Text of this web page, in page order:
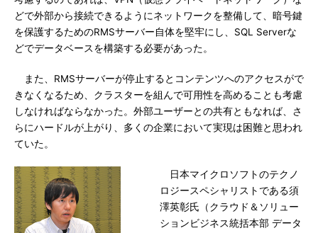
どで外部から接続できるようにネットワークを整備して、暗号鍵
を保護するためのRMSサーバー自体を堅牢にし、SQL Serverな
どでデータベースを構築する必要があった。
また、RMSサーバーが停止するとコンテンツへのアクセスがで
きなくなるため、クラスターを組んで可用性を高めることも考慮
しなければならなかった。外部ユーザーとの共有ともなれば、さ
らにハードルが上がり、多くの企業において実現は困難と思われ
ていた。
日本マイクロソフトのテクノ
ロジースペシャリストである須
澤英彰氏（クラウド＆ソリュー
ションビジネス統括本部 データ